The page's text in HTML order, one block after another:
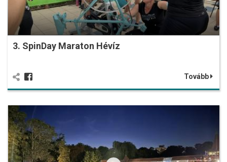
3. SpinDay Maraton Hévíz
Tovább